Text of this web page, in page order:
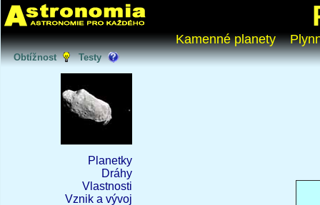
Kamenné planety
Obtížnost Testy
Planetky
Dráhy
Vlastnosti
Vznik a vývoj